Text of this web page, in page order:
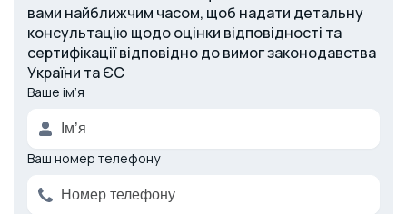
вами найближчим часом, щоб надати детальну
консультацію щодо оцінки відповідності та
сертифікації відповідно до вимог законодавства
України та ЄС
Ваше ім’я
Ваш номер телефону
Alternative: